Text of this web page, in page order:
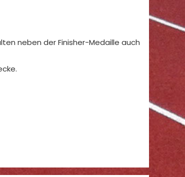
neben der Finisher-Medaille auch